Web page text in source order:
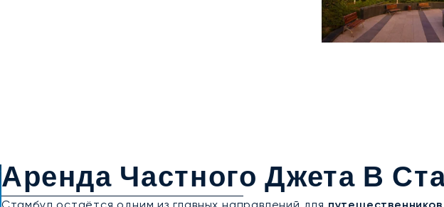
Аренда Частного Джета В
Стамбул остаётся одним из главных направлений для